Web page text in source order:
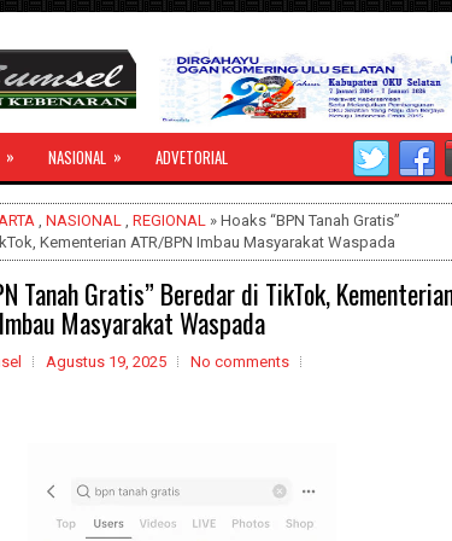
» NASIONAL » ADVETORIAL
, NASIONAL , REGIONAL » Hoaks “BPN Tanah Gratis”
Kementerian ATR/BPN Imbau Masyarakat Waspada
Tanah Gratis” Beredar di TikTok,
Masyarakat Waspada
Agustus 19, 2025 No comments